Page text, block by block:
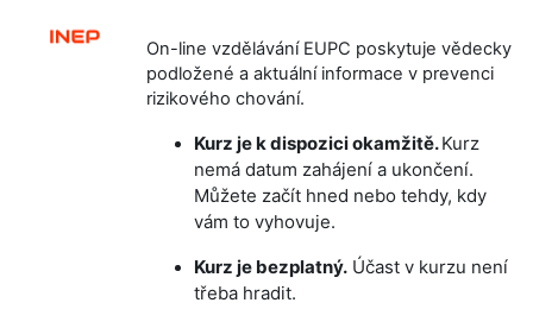
On-line vzdělávání EUPC poskytuje vědecky
podložené a aktuální informace v prevenci
rizikového chování.
Kurz je k dispozici okamžitě.Kurz
nemá datum zahájení a ukončení.
Můžete začít hned nebo tehdy, kdy
vám to vyhovuje.
Kurz je bezplatný. Účast v kurzu není
třeba hradit.